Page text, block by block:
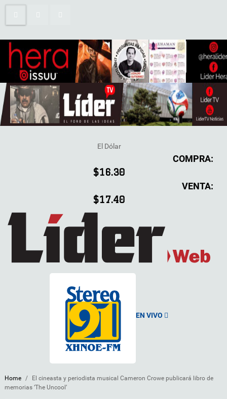
El Dólar
COMPRA:
$16.30
VENTA:
$17.40
EN VIVO
Home /
El cineasta y periodista musical Cameron Crowe publicará libro de
memorias ‘The Uncool’